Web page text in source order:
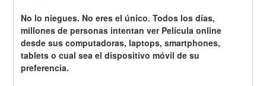
No lo niegues. No eres el único. Todos los días,
millones de personas intentan ver Película online
desde sus computadoras, laptops, smartphones,
tablets o cual sea el dispositivo móvil de su
preferencia.